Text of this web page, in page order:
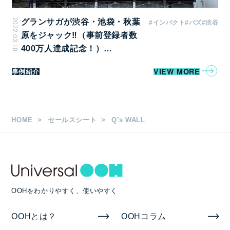
備考
料金には製作取付撤去費（1回分）を含みます。
クライアント、利用内容、広告デザインは事前に審査
があります。
2022.03.10 グランサガが渋谷・池袋・秋葉
原をジャック‼（事前登録者数
400万人達成記念！）…
事例紹介 VIEW MORE
#インパクト#バズ#渋谷
HOME セールスシート Q’s WALL
OOHをわかりやすく、使いやすく
OOHとは？ OOHコラム